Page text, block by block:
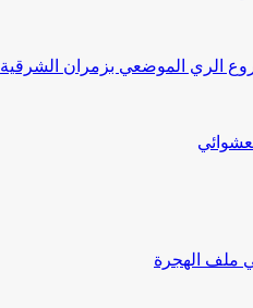
الري الموضعي بزمران الشرقية
ملف الهجرة